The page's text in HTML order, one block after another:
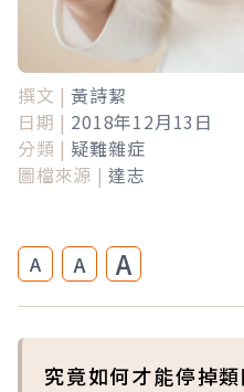
撰文 | 黃詩絜
日期 | 2018年12月13日
分類 | 疑難雜症
圖檔來源 | 達志
A A A
究竟如何才能停掉